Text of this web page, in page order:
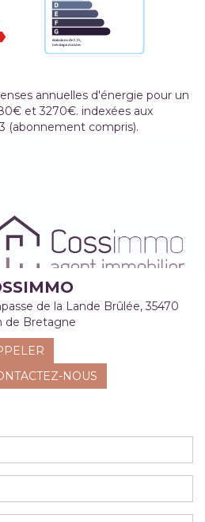
annuelles d'énergie pour un
et 3270€. indexées aux
(abonnement compris).
de la Lande Brûlée, 35470
de Bretagne
NOUS